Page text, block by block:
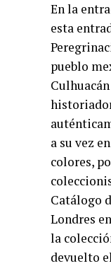
En la
esta
pueblo
a su vez
colores,
Catálogo
Londres
la
devuelto